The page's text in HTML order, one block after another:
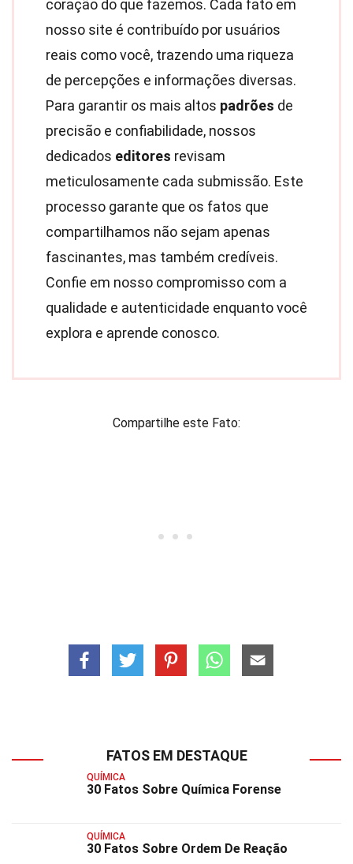
coração do que fazemos. Cada fato em
nosso site é contribuído por usuários
reais como você, trazendo uma riqueza
de percepções e informações diversas.
Para garantir os mais altos padrões de
precisão e confiabilidade, nossos
dedicados editores revisam
meticulosamente cada submissão. Este
processo garante que os fatos que
compartilhamos não sejam apenas
fascinantes, mas também credíveis.
Confie em nosso compromisso com a
qualidade e autenticidade enquanto você
explora e aprende conosco.
Compartilhe este Fato:
FATOS EM DESTAQUE
QUÍMICA
30 Fatos Sobre Química Forense
QUÍMICA
30 Fatos Sobre Ordem De Reação